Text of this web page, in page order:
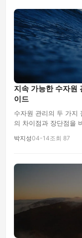
지속 가능한 수자원
이드
수자원 관리의 두 가지
의 차이점과 장단점을
박지성04-14조회 87